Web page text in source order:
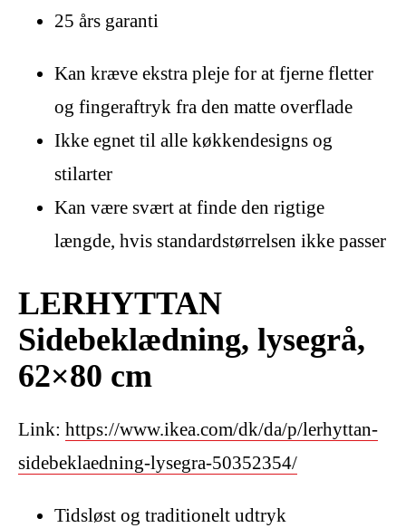
25 års garanti
Kan kræve ekstra pleje for at fjerne fletter
og fingeraftryk fra den matte overflade
Ikke egnet til alle køkkendesigns og
stilarter
Kan være svært at finde den rigtige
længde, hvis standardstørrelsen ikke passer
LERHYTTAN
Sidebeklædning, lysegrå,
62×80 cm
Link: https://www.ikea.com/dk/da/p/lerhyttan-
sidebeklaedning-lysegra-50352354/
Tidsløst og traditionelt udtryk